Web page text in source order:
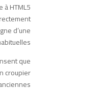
HTML5.
d’une
que
croupier